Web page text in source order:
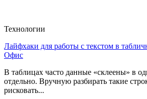
Технологии
Лайфхаки для работы с текстом в
Офис
В таблицах часто данные «склеены» в
отдельно. Вручную разбирать такие
рисковать...